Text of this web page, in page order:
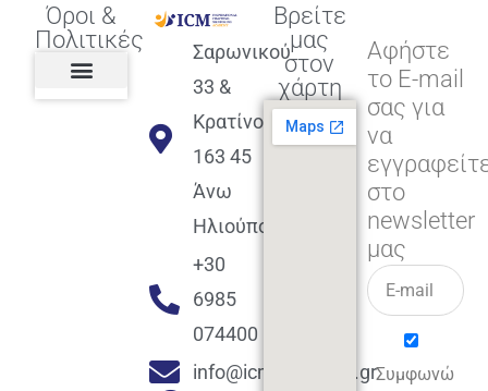
Όροι &
Πολιτικές
Σαρωνικού
33 &
Κρατίνου
163 45
Άνω
Ηλιούπολη
+30
6985
074400
info@icmacademy.gr
Βρείτε
μας
στον
χάρτη
Αφήστε
το E-mail
σας για
να
στο
newsletter
μας
Συμφωνώ